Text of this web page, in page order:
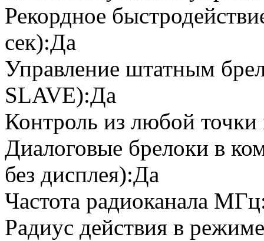
Рекордное
сек):Да
Управление штатным
SLAVE):Да
Контроль из любой
Диалоговые брелоки в
без дисплея):Да
Частота радиоканала
Радиус действия в